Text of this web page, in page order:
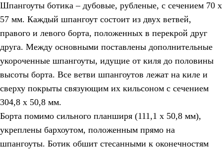
Шпангоуты ботика – дубовые, рубленые, с сечением 70 х
57 мм. Каждый шпангоут состоит из двух ветвей,
правого и левого борта, положенных в перекрой друг
друга. Между основными поставлены дополнительные
укороченные шпангоуты, идущие от киля до половины
высоты борта. Все ветви шпангоутов лежат на киле и
сверху покрыты связующим их кильсоном с сечением
304,8 х 50,8 мм.
Борта помимо сильного планширя (111,1 х 50,8 мм),
укреплены бархоутом, положенным прямо на
шпангоуты. Ботик обшит стесанными к оконечностям